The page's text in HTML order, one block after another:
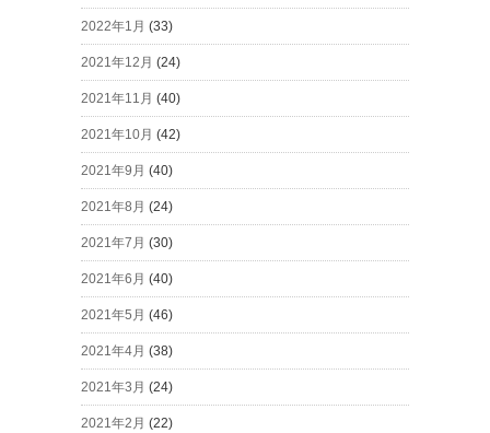
2022年1月 (33)
2021年12月 (24)
2021年11月 (40)
2021年10月 (42)
2021年9月 (40)
2021年8月 (24)
2021年7月 (30)
2021年6月 (40)
2021年5月 (46)
2021年4月 (38)
2021年3月 (24)
2021年2月 (22)